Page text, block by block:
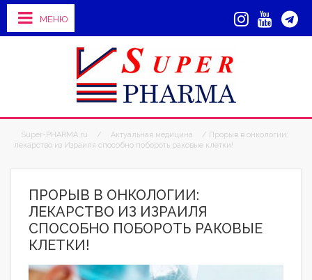
МЕНЮ
Super-PHARMA.ru / Актуальная медицина
/ Прорыв в онкологии:
лекарство из Израиля способно побороть раковые клетки!
ПРОРЫВ В ОНКОЛОГИИ:
ЛЕКАРСТВО ИЗ ИЗРАИЛЯ
СПОСОБНО ПОБОРОТЬ РАКОВЫЕ
КЛЕТКИ!